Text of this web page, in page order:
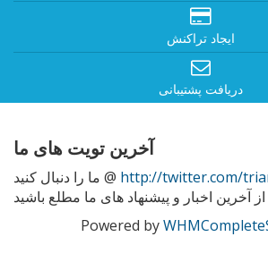
ایجاد تراکنش
دریافت پشتیبانی
آخرین تویت های ما
ما را دنبال کنید @ http://twitter.com/
آخرین اخبار و پیشنهاد های ما مطلع باشید
Powered by